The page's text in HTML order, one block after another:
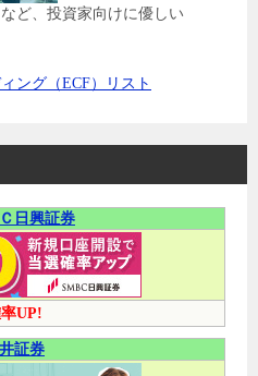
ど、投資家向けに優しい
ング（ECF）リスト
日興証券
UP!
証券